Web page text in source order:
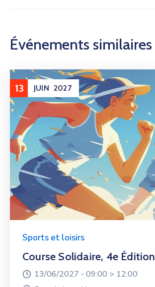
Événements similaires
13 JUIN 2027
Sports et loisirs
Course Solidaire, 4e Édition
13/06/2027 - 09:00 > 12:00